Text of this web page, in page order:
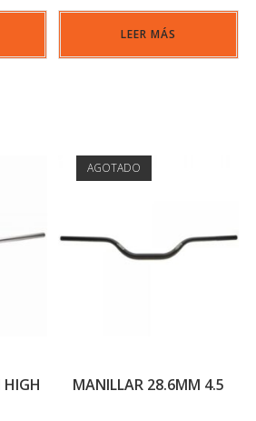
LEER MÁS
AGOTADO
MANILLAR 28.6MM 4.5